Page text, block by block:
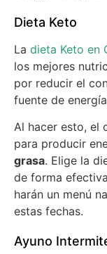
Dieta Keto
La dieta Keto en
los mejores
por reducir el
fuente de
Al hacer esto, el
para producir
grasa. Elige la
de forma
harán un menú
estas fechas.
Ayuno